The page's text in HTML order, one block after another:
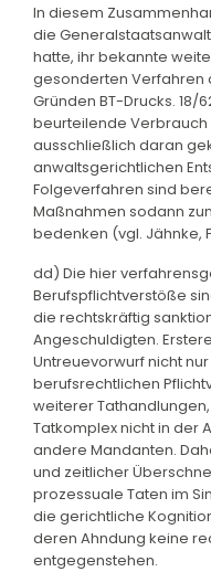
In diesem
die
hatte, ihr bekannte
gesonderten Verfahren
Gründen BT-Drucks. 18/
beurteilende Verbrauch
ausschließlich daran
anwaltsgerichtlichen
Folgeverfahren sind
Maßnahmen sodann
bedenken (vgl. Jähnke,
dd) Die hier
Berufspflichtverstöße
die rechtskräftig
Angeschuldigten.
Untreuevorwurf nicht
berufsrechtlichen
weiterer
Tatkomplex nicht in der
andere Mandanten.
und zeitlicher
prozessuale Taten im
die gerichtliche
deren Ahndung keine
entgegenstehen.